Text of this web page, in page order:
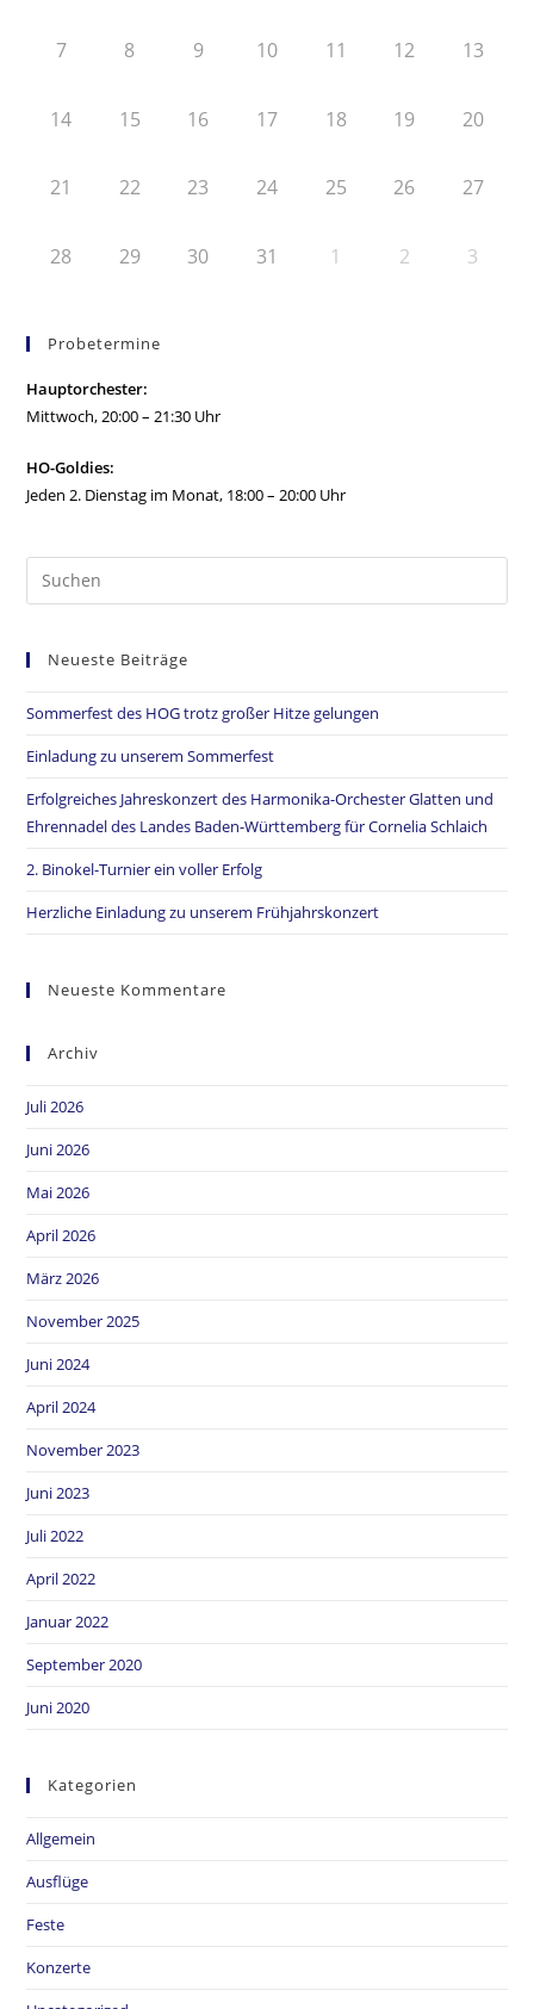
7 8 9 10 11 12 13
14 15 16 17 18 19 20
21 22 23 24 25 26 27
28 29 30 31 1 2 3
Probetermine
Hauptorchester:
Mittwoch, 20:00 – 21:30 Uhr
HO-Goldies:
Jeden 2. Dienstag im Monat, 18:00 – 20:00 Uhr
Neueste Beiträge
Sommerfest des HOG trotz großer Hitze gelungen
Einladung zu unserem Sommerfest
Erfolgreiches Jahreskonzert des Harmonika-Orchester Glatten und
Ehrennadel des Landes Baden-Württemberg für Cornelia Schlaich
2. Binokel-Turnier ein voller Erfolg
Herzliche Einladung zu unserem Frühjahrskonzert
Neueste Kommentare
Archiv
Juli 2026
Juni 2026
Mai 2026
April 2026
März 2026
November 2025
Juni 2024
April 2024
November 2023
Juni 2023
Juli 2022
April 2022
Januar 2022
September 2020
Juni 2020
Kategorien
Allgemein
Ausflüge
Feste
Konzerte